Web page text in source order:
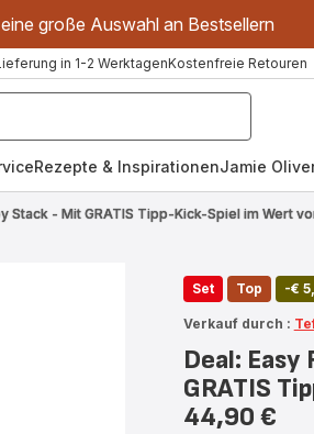
große Auswahl an Bestsellern
in 1-2 WerktagenKostenfreie Retouren
Rezepte & InspirationenJamie
Stack - Mit GRATIS Tipp-Kick-Spiel im Wert
Set Top -€
Verkauf durch :
Deal:
GRATIS
44,90 €